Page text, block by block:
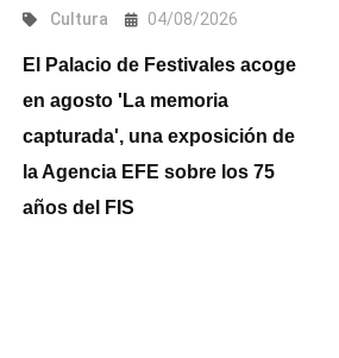
Cultura 04/08/2026
El Palacio de Festivales acoge
en agosto 'La memoria
capturada', una exposición de
la Agencia EFE sobre los 75
años del FIS